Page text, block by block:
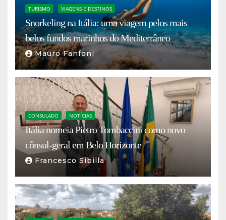
TURISMO VIAGENS E DESTINOS
Snorkeling na Itália: uma viagem pelos mais
belos fundos marinhos do Mediterrâneo
Mauro Fanfoni
CONSULADO NOTÍCIAS
Itália nomeia Pietro Tombaccini como novo
cônsul-geral em Belo Horizonte
Francesco Sibilla